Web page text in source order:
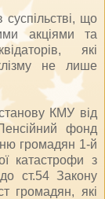
суспільстві, що
акціями та
які
не лише
КМУ від
фонд
громадян 1-й
катастрофи з
ст.54 Закону
громадян, які